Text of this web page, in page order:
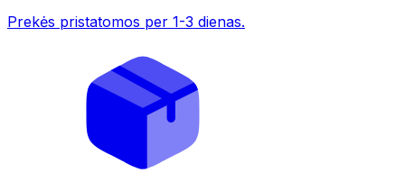
Prekės pristatomos per 1-3 dienas.